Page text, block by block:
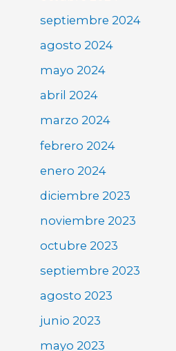
septiembre 2024
agosto 2024
mayo 2024
abril 2024
marzo 2024
febrero 2024
enero 2024
diciembre 2023
noviembre 2023
octubre 2023
septiembre 2023
agosto 2023
junio 2023
mayo 2023